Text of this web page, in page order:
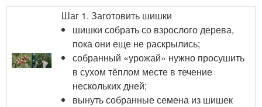
Шаг 1. Заготовить шишки
шишки собрать со взрослого дерева,
пока они еще не раскрылись;
собранный «урожай» нужно просушить
в сухом тёплом месте в течение
нескольких дней;
вынуть собранные семена из шишек